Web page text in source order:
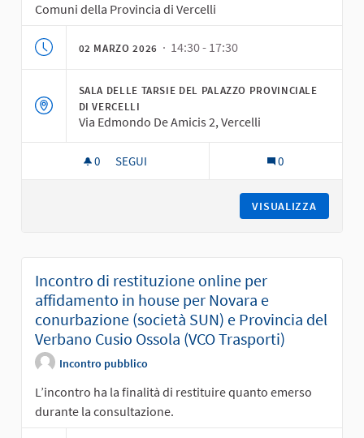
Comuni della Provincia di Vercelli
02 MARZO 2026 · 14:30 - 17:30
SALA DELLE TARSIE DEL PALAZZO PROVINCIALE
DI VERCELLI
Via Edmondo De Amicis 2, Vercelli
0 0 SOSTENITORI
SEGUI 0
VISUALIZZA
Incontro di restituzione online per
affidamento in house per Novara e
conurbazione (società SUN) e Provincia del
Verbano Cusio Ossola (VCO Trasporti)
Incontro pubblico
L’incontro ha la finalità di restituire quanto emerso
durante la consultazione.